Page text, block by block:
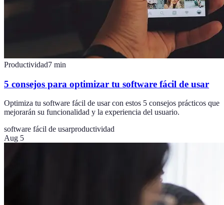
Productividad7 min
5 consejos para optimizar tu software fácil de usar
Optimiza tu software fácil de usar con estos 5 consejos prácticos que
mejorarán su funcionalidad y la experiencia del usuario.
software fácil de usarproductividad
Aug 5